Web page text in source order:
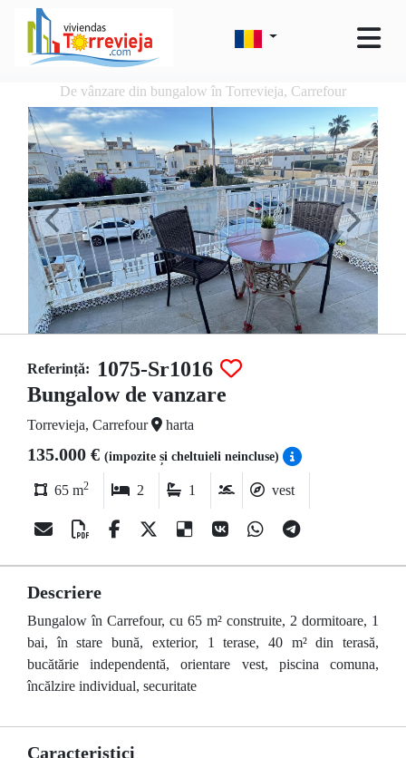
De vânzare din bungalow în Torrevieja, Carrefour
Referință:
1075-Sr1016
Bungalow de vanzare
Torrevieja, Carrefour harta
135.000 € (impozite și cheltuieli neincluse)
65 m2 2 1 vest
Descriere
Bungalow în Carrefour, cu 65 m² construite, 2 dormitoare, 1
bai, în stare bună, exterior, 1 terase, 40 m² din terasă,
bucătărie independentă, orientare vest, piscina comuna,
încălzire individual, securitate
Caracteristici